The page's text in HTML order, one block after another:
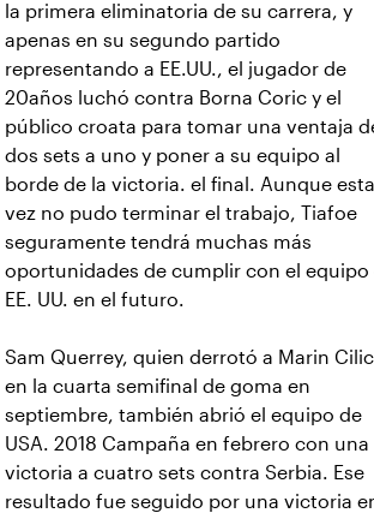
la primera eliminatoria de su carrera, y
apenas en su segundo partido
representando a EE.UU., el jugador de
20años luchó contra Borna Coric y el
público croata para tomar una ventaja
dos sets a uno y poner a su equipo al
borde de la victoria. el final. Aunque esta
vez no pudo terminar el trabajo, Tiafoe
seguramente tendrá muchas más
oportunidades de cumplir con el equipo
EE. UU. en el futuro.
Sam Querrey, quien derrotó a Marin Cilic
en la cuarta semifinal de goma en
septiembre, también abrió el equipo de
USA. 2018 Campaña en febrero con una
victoria a cuatro sets contra Serbia. Ese
resultado fue seguido por una victoria